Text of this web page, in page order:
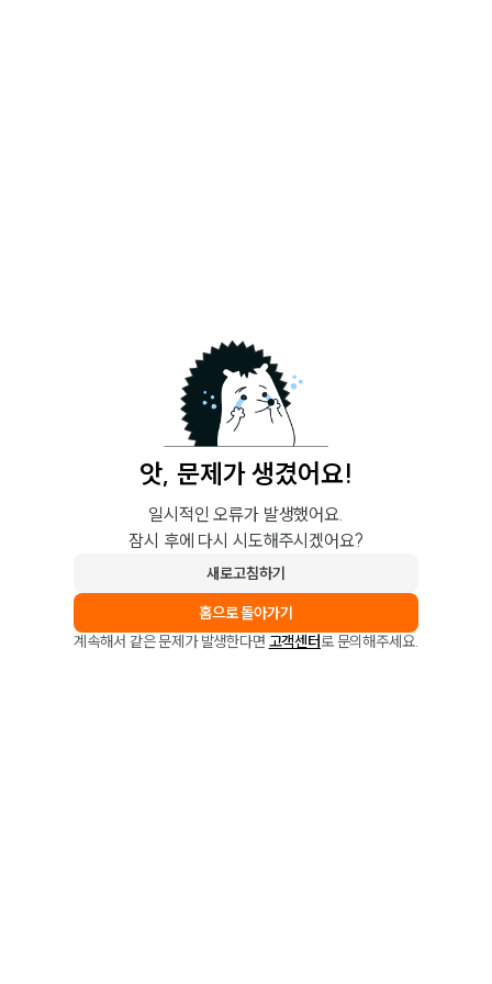
앗, 문제가 생겼어요!
일시적인 오류가 발생했어요.
잠시 후에 다시 시도해주시겠어요?
새로고침하기
홈으로 돌아가기
계속해서 같은 문제가 발생한다면 고객센터로 문의해주세요.